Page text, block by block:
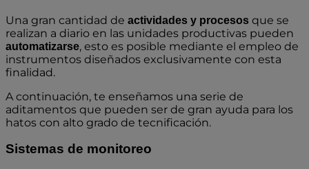
Una gran cantidad de actividades y procesos que se
realizan a diario en las unidades productivas pueden
automatizarse, esto es posible mediante el empleo de
instrumentos diseñados exclusivamente con esta
finalidad.
A continuación, te enseñamos una serie de
aditamentos que pueden ser de gran ayuda para los
hatos con alto grado de tecnificación.
Sistemas de monitoreo